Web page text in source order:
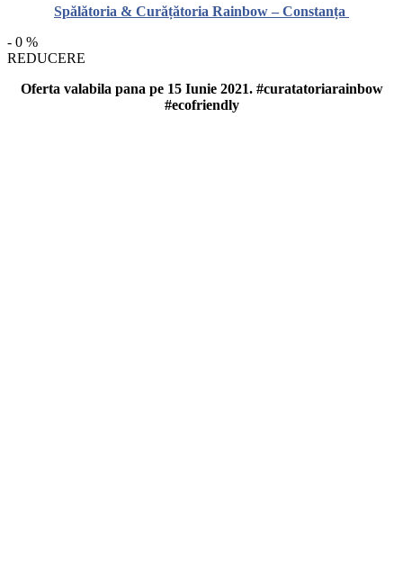
Spălătoria & Curățătoria Rainbow – Constanța
- 0 %
REDUCERE
Oferta valabila pana pe 15 Iunie 2021. #curatatoriarainbow
#ecofriendly